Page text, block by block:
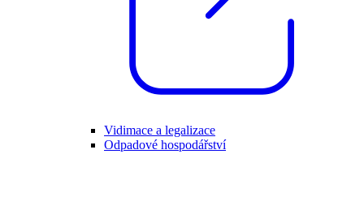
Vidimace a legalizace
Odpadové hospodářství